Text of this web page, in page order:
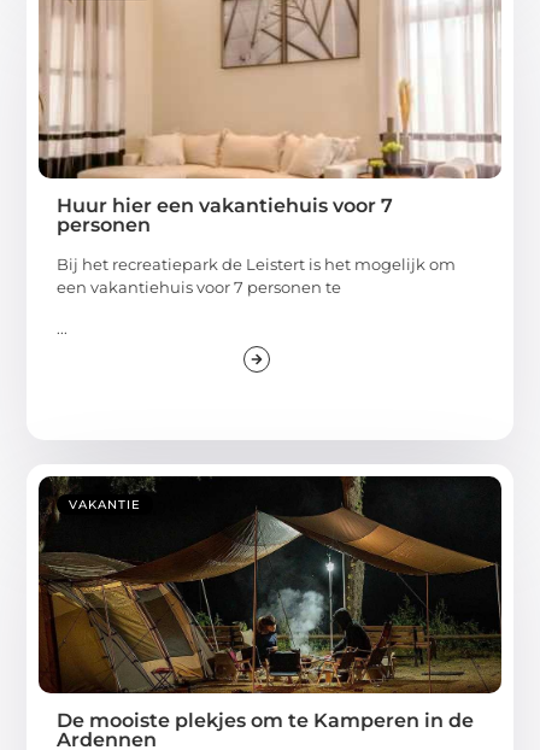
Huur hier een vakantiehuis voor 7
personen
Bij het recreatiepark de Leistert is het mogelijk om
een vakantiehuis voor 7 personen te
...
VAKANTIE
De mooiste plekjes om te Kamperen in de
Ardennen